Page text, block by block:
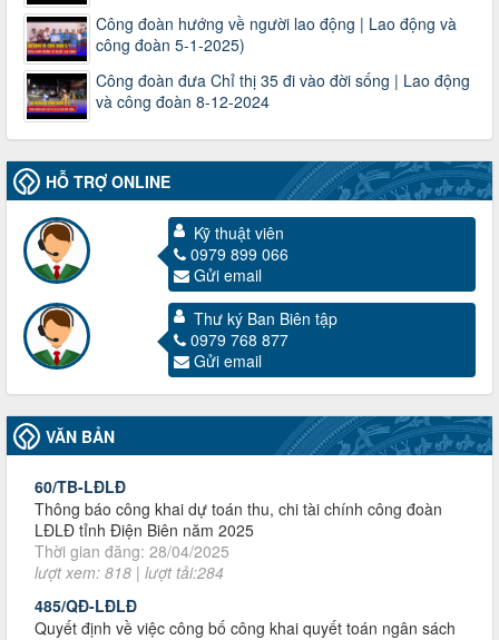
Công đoàn hướng về người lao động | Lao động và
công đoàn 5-1-2025)
Công đoàn đưa Chỉ thị 35 đi vào đời sống | Lao động
và công đoàn 8-12-2024
HỖ TRỢ ONLINE
Kỹ thuật viên
0979 899 066
Gửi email
Thư ký Ban Biên tập
0979 768 877
Gửi email
VĂN BẢN
3716/TLD-TC
Công văn hướng dẫn công tác quả lý tài chính, tài sản công
đoàn khi đơn vị sát nhập, chấm dứt hoạt động
Thời gian đăng: 13/04/2025
lượt xem: 2003 | lượt tải:719
60/TB-LĐLĐ
Thông báo công khai dự toán thu, chi tài chính công đoàn
Thời gian đăng: 28/04/2025
lượt xem: 818 | lượt tải:284
485/QĐ-LĐLĐ
Quyết định về việc công bố công khai quyết toán ngân sách
nhà nước năm 2024
Thời gian đăng: 29/04/2025
lượt xem: 915 | lượt tải:254